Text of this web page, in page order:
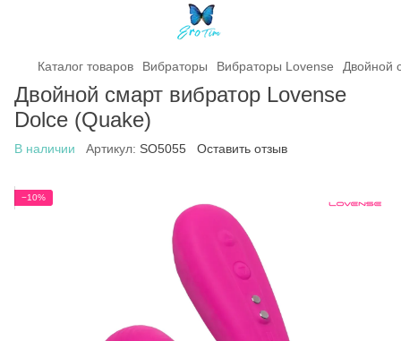
Каталог товаров Вибраторы Вибраторы Lovense Двойной
Двойной смарт вибратор Lovense
Dolce (Quake)
В наличии Артикул: SO5055 Оставить отзыв
−10%